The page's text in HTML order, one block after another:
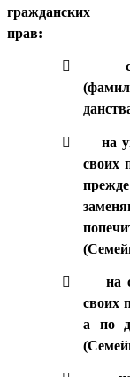


на
своих

на
своих
а по